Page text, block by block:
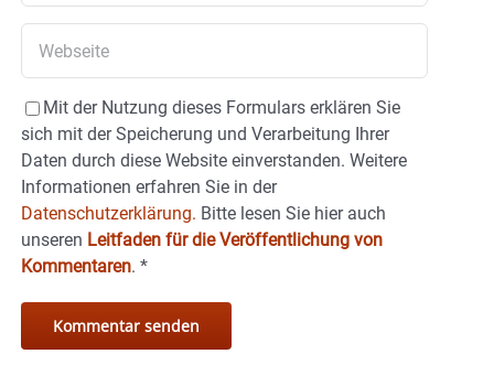
Mit der Nutzung dieses Formulars erklären Sie
sich mit der Speicherung und Verarbeitung Ihrer
Daten durch diese Website einverstanden. Weitere
Informationen erfahren Sie in der
Datenschutzerklärung. Bitte lesen Sie hier auch
unseren Leitfaden für die Veröffentlichung von
Kommentaren. *